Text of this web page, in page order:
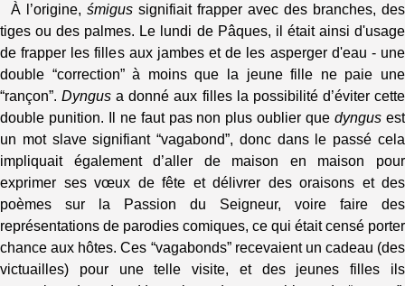
À l’origine, śmigus signifiait frapper avec des branches, des
tiges ou des palmes. Le lundi de Pâques, il était ainsi d'usage
de frapper les filles aux jambes et de les asperger d'eau - une
double “correction” à moins que la jeune fille ne paie une
“rançon”.Dyngus a donné aux filles la possibilité d’éviter cette
double punition. Il ne faut pas non plus oublier quedyngus est
un mot slave signifiant “vagabond”, donc dans le passé cela
impliquait également d’aller de maison en maison pour
exprimer ses vœux de fête et délivrer des oraisons et des
poèmes sur la Passion du Seigneur, voire faire des
représentations de parodies comiques, ce qui était censé porter
chance aux hôtes. Ces “vagabonds” recevaient un cadeau (des
victuailles) pour une telle visite, et des jeunes filles ils